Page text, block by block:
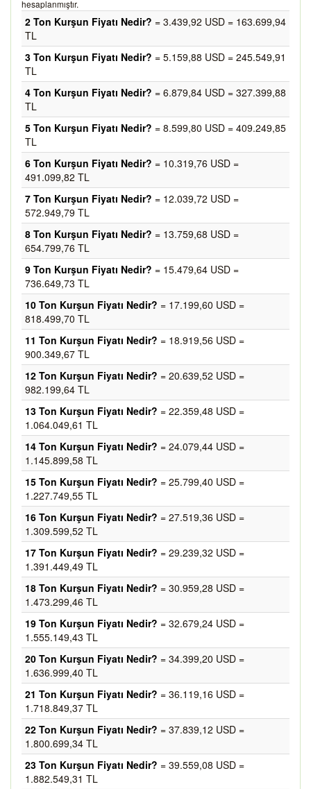
hesaplanmıştır.
2 Ton Kurşun Fiyatı Nedir? = 3.439,92 USD = 163.699,94
TL
3 Ton Kurşun Fiyatı Nedir? = 5.159,88 USD = 245.549,91
TL
4 Ton Kurşun Fiyatı Nedir? = 6.879,84 USD = 327.399,88
TL
5 Ton Kurşun Fiyatı Nedir? = 8.599,80 USD = 409.249,85
TL
6 Ton Kurşun Fiyatı Nedir? = 10.319,76 USD =
491.099,82 TL
7 Ton Kurşun Fiyatı Nedir? = 12.039,72 USD =
572.949,79 TL
8 Ton Kurşun Fiyatı Nedir? = 13.759,68 USD =
654.799,76 TL
9 Ton Kurşun Fiyatı Nedir? = 15.479,64 USD =
736.649,73 TL
10 Ton Kurşun Fiyatı Nedir? = 17.199,60 USD =
818.499,70 TL
11 Ton Kurşun Fiyatı Nedir? = 18.919,56 USD =
900.349,67 TL
12 Ton Kurşun Fiyatı Nedir? = 20.639,52 USD =
982.199,64 TL
13 Ton Kurşun Fiyatı Nedir? = 22.359,48 USD =
1.064.049,61 TL
14 Ton Kurşun Fiyatı Nedir? = 24.079,44 USD =
1.145.899,58 TL
15 Ton Kurşun Fiyatı Nedir? = 25.799,40 USD =
1.227.749,55 TL
16 Ton Kurşun Fiyatı Nedir? = 27.519,36 USD =
1.309.599,52 TL
17 Ton Kurşun Fiyatı Nedir? = 29.239,32 USD =
1.391.449,49 TL
18 Ton Kurşun Fiyatı Nedir? = 30.959,28 USD =
1.473.299,46 TL
19 Ton Kurşun Fiyatı Nedir? = 32.679,24 USD =
1.555.149,43 TL
20 Ton Kurşun Fiyatı Nedir? = 34.399,20 USD =
1.636.999,40 TL
21 Ton Kurşun Fiyatı Nedir? = 36.119,16 USD =
1.718.849,37 TL
22 Ton Kurşun Fiyatı Nedir? = 37.839,12 USD =
1.800.699,34 TL
23 Ton Kurşun Fiyatı Nedir? = 39.559,08 USD =
1.882.549,31 TL